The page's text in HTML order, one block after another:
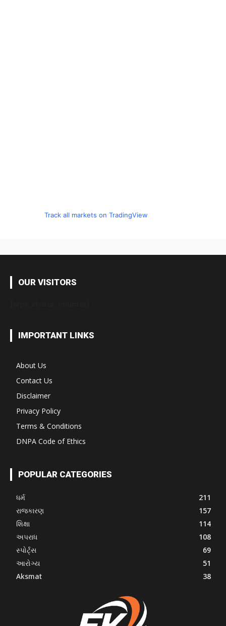
Track all markets on TradingView
OUR VISITORS
IMPORTANT LINKS
About Us
Contact Us
Disclaimer
Privacy Policy
Terms & Conditions
DNPA Code of Ethics
POPULAR CATEGORIES
ધર્મ
211
રાજકારણ
157
શિક્ષા
114
અપરાધ
108
સ્પોર્ટ્સ
69
આરોગ્ય
51
Aksmat
38